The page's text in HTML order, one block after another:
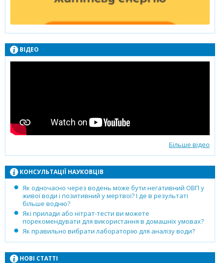
ВІДЕО
Більше відео
КОНСУЛЬТАЦІЇ НАУКОВЦІВ
Як одночасно через водень може бути негативний ОВП у
живої води і позитивний у мертвої? І де в результаті
більше водню?
Які прилади або нітрат-тести ви можете
порекомендувати для використання в домашніх умовах?
Як правильно вибрати лабораторію для аналізу води?
НОВІ СТАТТІ